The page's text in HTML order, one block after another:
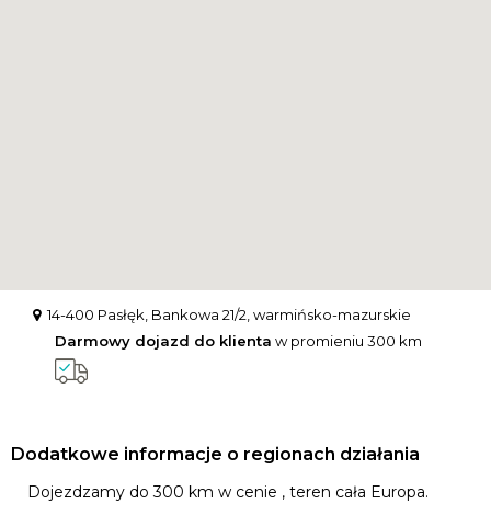
14-400 Pasłęk, Bankowa 21/2, warmińsko-mazurskie
Darmowy dojazd do klienta w promieniu 300 km
Dodatkowe informacje o regionach działania
Dojezdzamy do 300 km w cenie , teren cała Europa.